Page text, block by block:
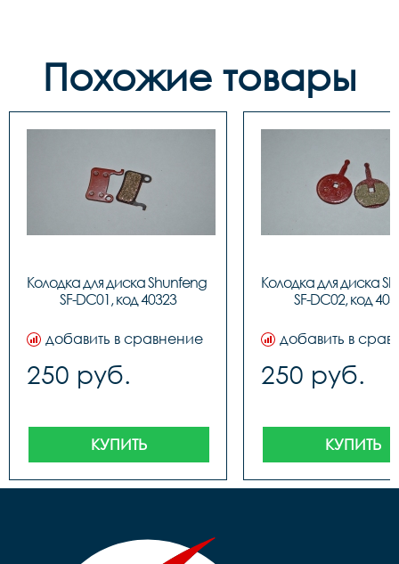
Похожие товары
Колодка для диска Shunfeng
SF-DC01, код 40323
добавить в сравнение
250 руб.
КУПИТЬ
Колодка для диска
SF-DC02, код
добавить в
250 руб.
КУПИТЬ